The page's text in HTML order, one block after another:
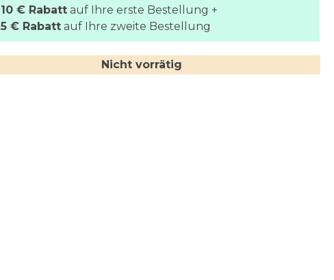
10 € Rabatt auf Ihre erste Bestellung +
5 € Rabatt auf Ihre zweite Bestellung
Nicht vorrätig